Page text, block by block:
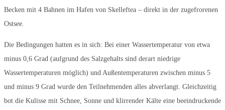
Becken mit 4 Bahnen im Hafen von Skelleftea – direkt in der zugefrorenen
Ostsee.
Die Bedingungen hatten es in sich: Bei einer Wassertemperatur von etwa
minus 0,6 Grad (aufgrund des Salzgehalts sind derart niedrige
Wassertemperaturen möglich) und Außentemperaturen zwischen minus 5
und minus 9 Grad wurde den Teilnehmenden alles abverlangt. Gleichzeitig
bot die Kulisse mit Schnee, Sonne und klirrender Kälte eine beeindruckende